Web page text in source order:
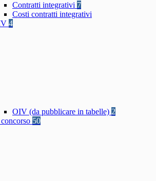
Contratti integrativi 7
Costi contratti integrativi
4
OIV (da pubblicare in tabelle) 2
50